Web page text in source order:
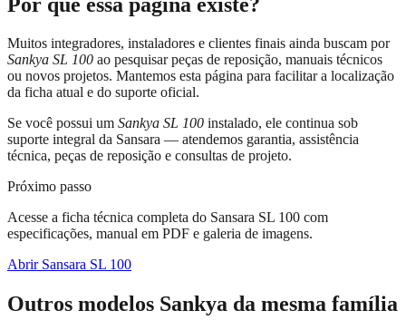
Muitos integradores, instaladores e clientes finais ainda buscam por
Sankya SL 100 ao pesquisar peças de reposição, manuais técnicos
ou novos projetos. Mantemos esta página para facilitar a localização
da ficha atual e do suporte oficial.
Se você possui um Sankya SL 100 instalado, ele continua sob
suporte integral da Sansara — atendemos garantia, assistência
técnica, peças de reposição e consultas de projeto.
Próximo passo
Acesse a ficha técnica completa do Sansara SL 100 com
especificações, manual em PDF e galeria de imagens.
Abrir Sansara SL 100
Outros modelos Sankya da mesma família